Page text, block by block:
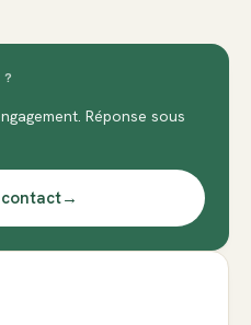
?
Réponse sous
→